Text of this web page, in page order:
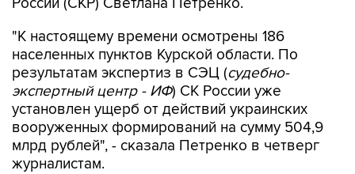
"К настоящему времени осмотрены 186
населенных пунктов Курской области. По
результатам экспертиз в СЭЦ (судебно-
экспертный центр - ИФ) СК России уже
установлен ущерб от действий украинских
вооруженных формирований на сумму 504,9
млрд рублей", - сказала Петренко в четверг
журналистам.